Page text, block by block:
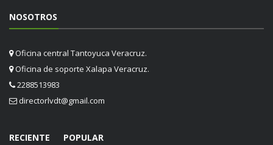
NOSOTROS
Oficina central Tantoyuca Veracruz.
Oficina de soporte Xalapa Veracruz.
2288513983
directorlvdt@gmail.com
RECIENTE POPULAR